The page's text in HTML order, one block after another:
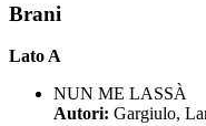
Brani
Lato A
NUN ME LASSÀ
Autori: Gargiulo,